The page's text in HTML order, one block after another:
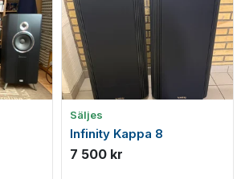
Säljes
Infinity Kappa 8
7 500 kr